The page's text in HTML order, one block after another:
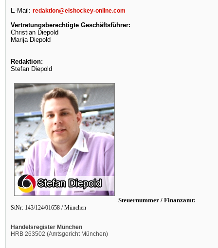
E-Mail: redaktion@eishockey-online.com
Vertretungsberechtigte Geschäftsführer:
Christian Diepold
Marija Diepold
Redaktion:
Stefan Diepold
Steuernummer / Finanzamt:
StNr: 143/124/01658 / München
Handelsregister München
HRB 263502 (Amtsgericht München)